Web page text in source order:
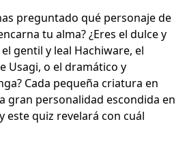
preguntado qué personaje de
tu alma? ¿Eres el dulce y
gentil y leal Hachiware, el
Usagi, o el dramático y
Cada pequeña criatura en
gran personalidad escondida en
este quiz revelará con cuál